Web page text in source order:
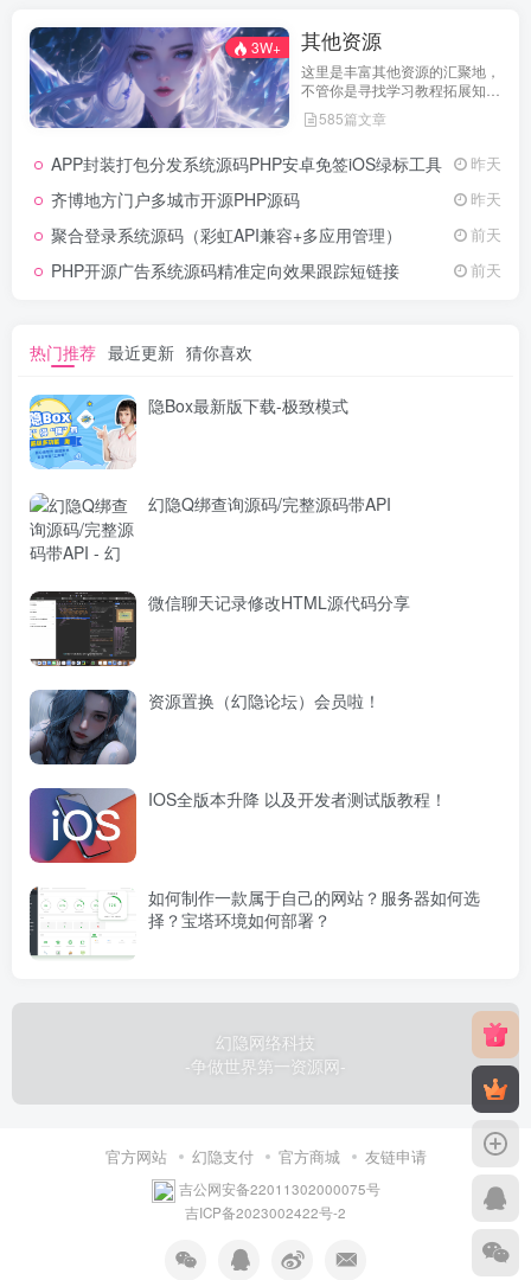
3W+ 其他资源
这里是丰富其他资源的汇聚地，
不管你是寻找学习教程拓展知
识，还是搜集各类素材激发创作
灵感，亦或是查询专业数据辅助
源定期更新、分类清晰、下载便
务，快来探索发现所需资源！
585篇文章
APP封装打包分发系统源码PHP安卓免签iOS绿标工具 昨天
齐博地方门户多城市开源PHP源码 昨天
聚合登录系统源码（彩虹API兼容+多应用管理） 前天
PHP开源广告系统源码精准定向效果跟踪短链接 前天
热门推荐 最近更新 猜你喜欢
隐Box最新版下载-极致模式
幻隐Q绑查询源码/完整源码带API
微信聊天记录修改HTML源代码分享
资源置换（幻隐论坛）会员啦！
IOS全版本升降 以及开发者测试版教程！
如何制作一款属于自己的网站？服务器如何选
择？宝塔环境如何部署？
幻隐网络科技
-争做世界第一资源网-
官方网站 幻隐支付 官方商城 友链申请
吉公网安备22011302000075号
吉ICP备2023002422号-2